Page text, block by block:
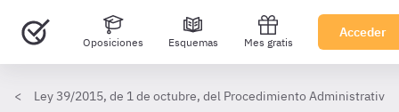
Oposiciones Esquemas Mes gratis
Acceder
Ley 39/2015, de 1 de octubre, del Procedimiento